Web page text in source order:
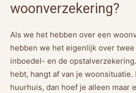
woonverzekering?
Als we het hebben over een
hebben we het eigenlijk over
inboedel- en de
hebt, hangt af van je woonsituatie.
huurhuis, dan hoef je alleen maar